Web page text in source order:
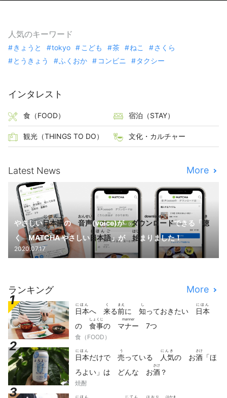
人気のキーワード
きょうと tokyo こども 茶 ねこ
さくら
とうきょう
ふくおか コンビニ タクシー
インタレスト
食（FOOD） 宿泊（STAY）
観光（THINGS TO DO） 文化・カルチャー
Latest News More
やさしい日本語
にほんご
の音声
おんせい
(voice)がダウンロード
download
できる「聴
き
く MATCHA やさしい日本語
にほんご
」が 始
はじ
まりました！
2020.07.17
ランキング More
日本
にほん
へ 来
く
る前
まえ
に 知
し
っておきたい 日本
にほん
の 食事
しょくじ
の マナー
manner
7つ
食（FOOD）
日本
にほん
だけで 売
う
っている 人気
にんき
の お酒
さけ
「ほ
ろよい」は どんな お酒
さけ
？
焼酎
にほん じてん はおり はかま